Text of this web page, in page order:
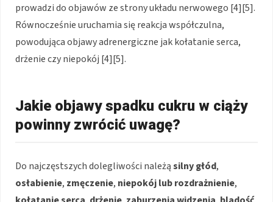
prowadzi do objawów ze strony układu nerwowego [4][5].
Równocześnie uruchamia się reakcja współczulna,
powodująca objawy adrenergiczne jak kołatanie serca,
drżenie czy niepokój [4][5].
Jakie objawy spadku cukru w ciąży
powinny zwrócić uwagę?
Do najczęstszych dolegliwości należąsilny głód,
osłabienie, zmęczenie, niepokój lub rozdrażnienie,